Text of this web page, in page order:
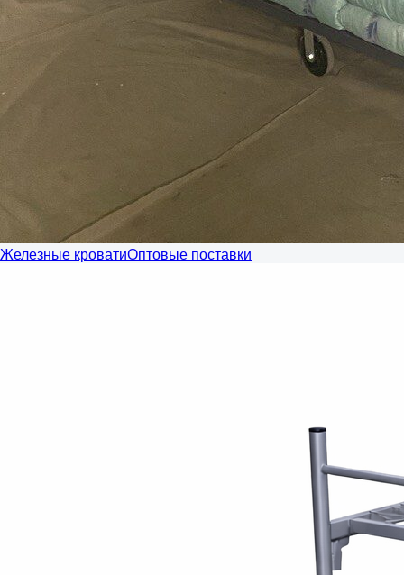
Железные кроватиОптовые поставки